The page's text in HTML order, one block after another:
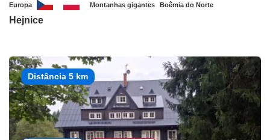
Europa Montanhas gigantes Boêmia do Norte
Hejnice
Distância 5 km